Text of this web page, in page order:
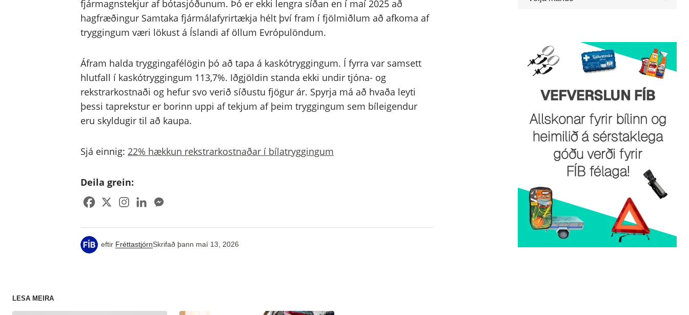
fjármagnstekjur af bótasjóðunum. Þó er ekki lengra síðan en í maí 2025 að
hagfræðingur Samtaka fjármálafyrirtækja hélt því fram í fjölmiðlum að afkoma af
tryggingum væri lökust á Íslandi af öllum Evrópulöndum.
Áfram halda tryggingafélögin þó að tapa á kaskótryggingum. Í fyrra var samsett
hlutfall í kaskótryggingum 113,7%. Iðgjöldin standa ekki undir tjóna- og
rekstrarkostnaði og hefur svo verið síðustu fjögur ár. Spyrja má að hvaða leyti
þessi taprekstur er borinn uppi af tekjum af þeim tryggingum sem bíleigendur
eru skyldugir til að kaupa.
Sjá einnig: 22% hækkun rekstrarkostnaðar í bílatryggingum
Deila grein:
eftir FréttastjórnSkrifað þann maí 13, 2026
LESA MEIRA